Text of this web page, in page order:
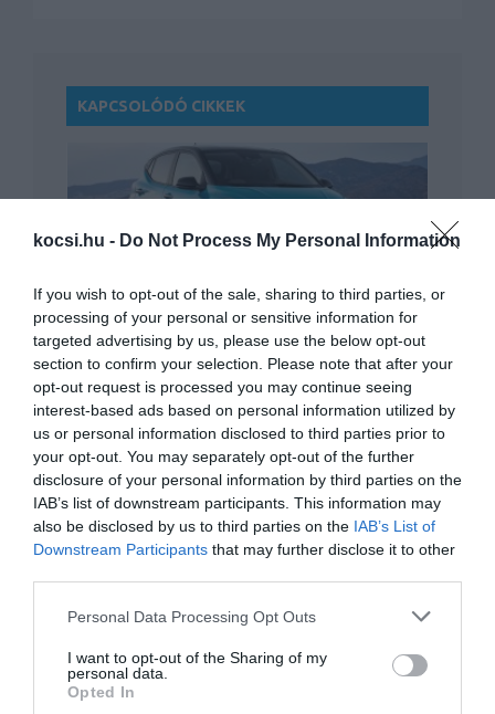
kocsi.hu - Do Not Process My Personal Information
If you wish to opt-out of the sale, sharing to third parties, or
processing of your personal or sensitive information for
targeted advertising by us, please use the below opt-out
section to confirm your selection. Please note that after your
opt-out request is processed you may continue seeing
interest-based ads based on personal information utilized by
us or personal information disclosed to third parties prior to
your opt-out. You may separately opt-out of the further
disclosure of your personal information by third parties on the
IAB’s list of downstream participants. This information may
also be disclosed by us to third parties on the IAB’s List of
Downstream Participants that may further disclose it to other
Please note that this website/app uses one or more Google
not limited to your visit or usage behaviour. You may click to
grant or deny consent to Google and its third-party tags to
use your data for below specified purposes in below Google
Personal Data Processing Opt Outs
I want to opt-out of the Sharing of my
personal data.
Opted In
KAPCSOLÓDÓ CIKKEK
Agresszív tekintettel mutatkozott be a
Hyundai i10…
Leplezetlenül is bemutatkozott az új